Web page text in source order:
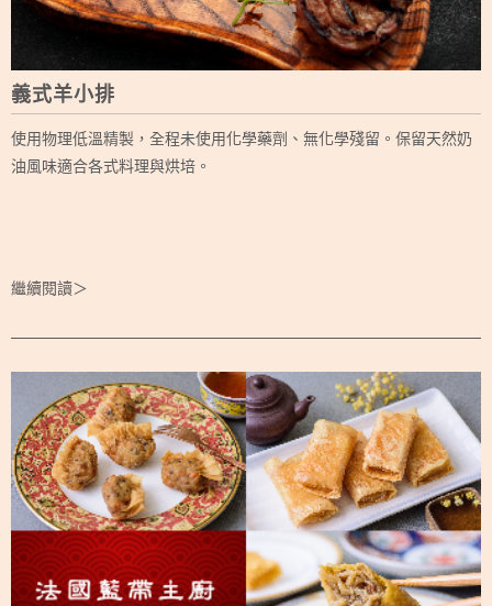
義式羊小排
使用物理低溫精製，全程未使用化學藥劑、無化學殘留。保留天然奶
油風味適合各式料理與烘培。
繼續閱讀＞